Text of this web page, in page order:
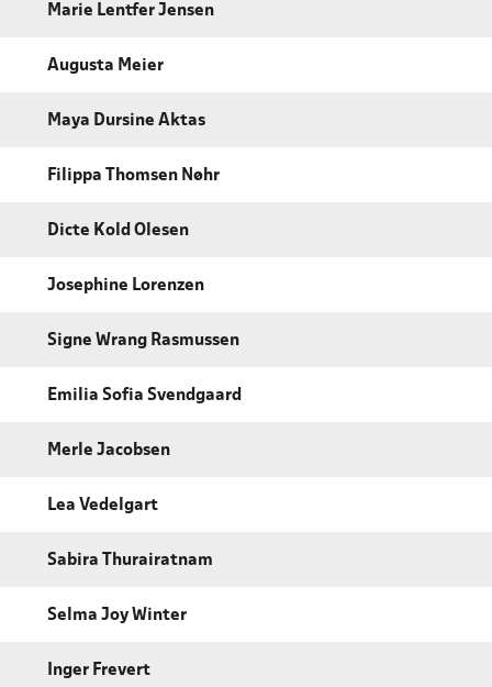
Marie Lentfer Jensen
Augusta Meier
Maya Dursine Aktas
Filippa Thomsen Nøhr
Dicte Kold Olesen
Josephine Lorenzen
Signe Wrang Rasmussen
Emilia Sofia Svendgaard
Merle Jacobsen
Lea Vedelgart
Sabira Thurairatnam
Selma Joy Winter
Inger Frevert